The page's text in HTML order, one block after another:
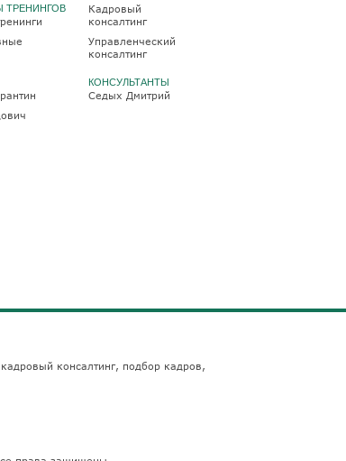
ТРЕНИНГОВ
Кадровый
консалтинг
Управленческий
консалтинг
КОНСУЛЬТАНТЫ
Седых Дмитрий
консалтинг, подбор кадров,